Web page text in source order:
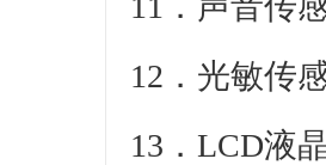
12．光敏传
13．LCD液